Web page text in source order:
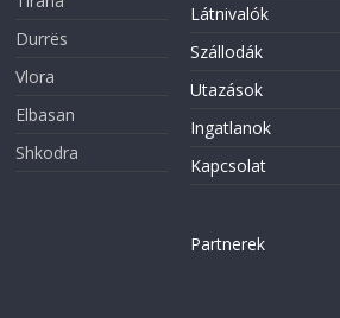
Durrës
Vlora
Elbasan
Shkodra
Látnivalók
Szállodák
Utazások
Ingatlanok
Kapcsolat
Partnerek